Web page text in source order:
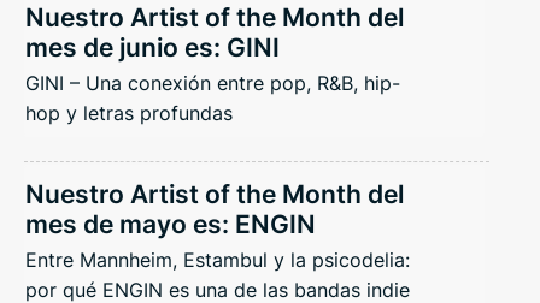
Nuestro Artist of the Month del
mes de junio es: GINI
GINI – Una conexión entre pop, R&B, hip-
hop y letras profundas
Nuestro Artist of the Month del
mes de mayo es: ENGIN
Entre Mannheim, Estambul y la psicodelia:
por qué ENGIN es una de las bandas indie